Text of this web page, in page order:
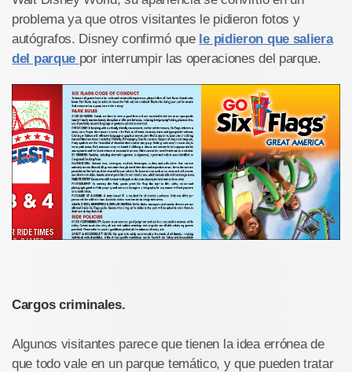
problema ya que otros visitantes le pidieron fotos y
autógrafos. Disney confirmó que le pidieron que saliera
del parque por interrumpir las operaciones del parque.
Cargos criminales.
Algunos visitantes parece que tienen la idea errónea de
que todo vale en un parque temático, y que pueden tratar